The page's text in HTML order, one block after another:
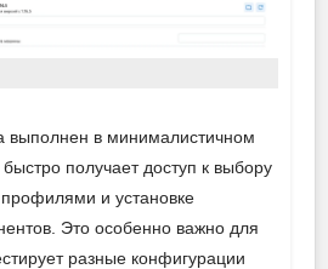
выполнен в минималистичном
получает доступ к выбору
и установке
Это особенно важно для
разные конфигурации